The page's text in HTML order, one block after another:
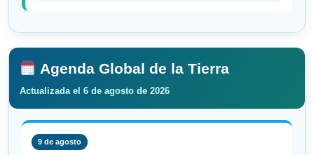
Agenda Global de la Tierra
Actualizada el 6 de agosto de 2026
9 de agosto